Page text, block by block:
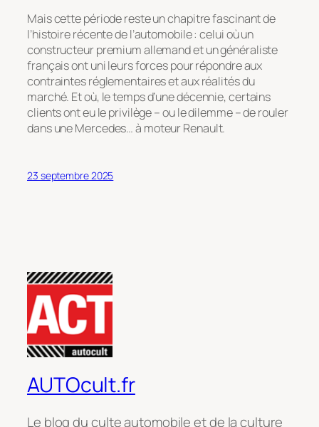
Mais cette période reste un chapitre fascinant de
l’histoire récente de l’automobile : celui où un
constructeur premium allemand et un généraliste
français ont uni leurs forces pour répondre aux
contraintes réglementaires et aux réalités du
marché. Et où, le temps d’une décennie, certains
clients ont eu le privilège – ou le dilemme – de rouler
dans une Mercedes… à moteur Renault.
23 septembre 2025
AUTOcult.fr
Le blog du culte automobile et de la culture